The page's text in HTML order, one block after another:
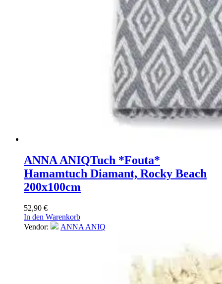
ANNA ANIQTuch *Fouta*
Hamamtuch Diamant, Rocky Beach
200x100cm
52,90 €
In den Warenkorb
Vendor:
ANNA ANIQ